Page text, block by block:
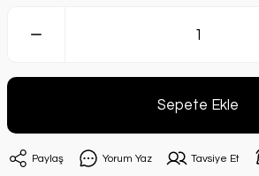
Sepete Ekle
Paylaş Yorum Yaz Tavsiye Et